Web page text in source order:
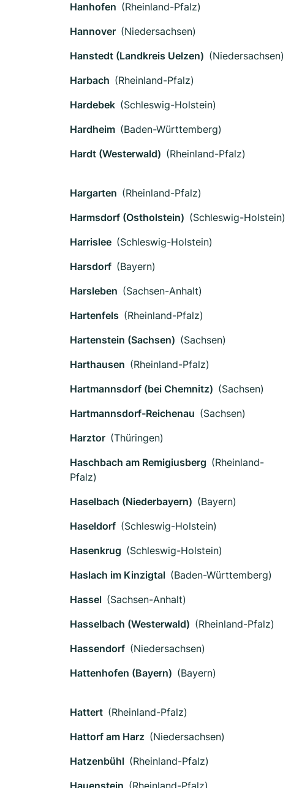
Hanhofen (Rheinland-Pfalz)
Hannover (Niedersachsen)
Hanstedt (Landkreis Uelzen) (Niedersachsen)
Harbach (Rheinland-Pfalz)
Hardebek (Schleswig-Holstein)
Hardheim (Baden-Württemberg)
Hardt (Westerwald) (Rheinland-Pfalz)
Hargarten (Rheinland-Pfalz)
Harmsdorf (Ostholstein) (Schleswig-Holstein)
Harrislee (Schleswig-Holstein)
Harsdorf (Bayern)
Harsleben (Sachsen-Anhalt)
Hartenfels (Rheinland-Pfalz)
Hartenstein (Sachsen) (Sachsen)
Harthausen (Rheinland-Pfalz)
Hartmannsdorf (bei Chemnitz) (Sachsen)
Hartmannsdorf-Reichenau (Sachsen)
Harztor (Thüringen)
Haschbach am Remigiusberg (Rheinland-
Pfalz)
Haselbach (Niederbayern) (Bayern)
Haseldorf (Schleswig-Holstein)
Hasenkrug (Schleswig-Holstein)
Haslach im Kinzigtal (Baden-Württemberg)
Hassel (Sachsen-Anhalt)
Hasselbach (Westerwald) (Rheinland-Pfalz)
Hassendorf (Niedersachsen)
Hattenhofen (Bayern) (Bayern)
Hattert (Rheinland-Pfalz)
Hattorf am Harz (Niedersachsen)
Hatzenbühl (Rheinland-Pfalz)
Hauenstein (Rheinland-Pfalz)